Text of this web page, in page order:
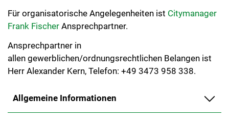
Für organisatorische Angelegenheiten ist Citymanager
Frank Fischer Ansprechpartner.
Ansprechpartner in
allen gewerblichen/ordnungsrechtlichen Belangen ist
Herr Alexander Kern, Telefon: +49 3473 958 338.
Allgemeine Informationen